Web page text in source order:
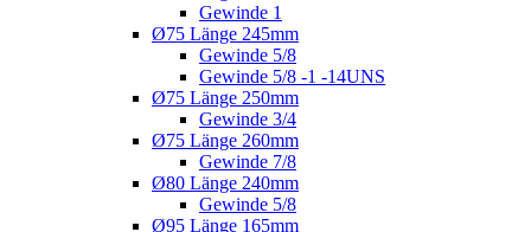
Gewinde 1
Ø75 Länge 245mm
Gewinde 5/8
Gewinde 5/8 -1 -14UNS
Ø75 Länge 250mm
Gewinde 3/4
Ø75 Länge 260mm
Gewinde 7/8
Ø80 Länge 240mm
Gewinde 5/8
Ø95 Länge 165mm